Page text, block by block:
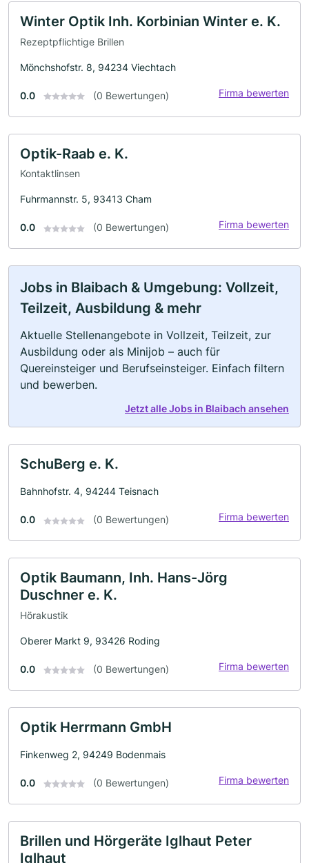
Winter Optik Inh. Korbinian Winter e. K.
Rezeptpflichtige Brillen
Mönchshofstr. 8, 94234 Viechtach
0.0 (0 Bewertungen) Firma bewerten
Optik-Raab e. K.
Kontaktlinsen
Fuhrmannstr. 5, 93413 Cham
0.0 (0 Bewertungen) Firma bewerten
Jobs in Blaibach & Umgebung: Vollzeit,
Teilzeit, Ausbildung & mehr
Aktuelle Stellenangebote in Vollzeit, Teilzeit, zur
Ausbildung oder als Minijob – auch für
Quereinsteiger und Berufseinsteiger. Einfach filtern
und bewerben.
Jetzt alle Jobs in Blaibach ansehen
SchuBerg e. K.
Bahnhofstr. 4, 94244 Teisnach
0.0 (0 Bewertungen) Firma bewerten
Optik Baumann, Inh. Hans-Jörg
Duschner e. K.
Hörakustik
Oberer Markt 9, 93426 Roding
0.0 (0 Bewertungen) Firma bewerten
Optik Herrmann GmbH
Finkenweg 2, 94249 Bodenmais
0.0 (0 Bewertungen) Firma bewerten
Brillen und Hörgeräte Iglhaut Peter
Iglhaut